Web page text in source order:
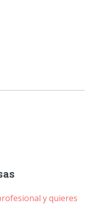
y quieres